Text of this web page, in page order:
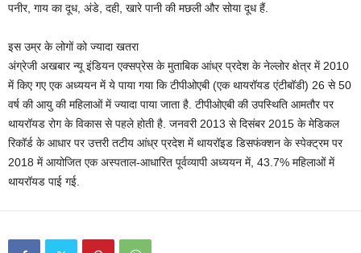
पनीर, गाय का दूध, अंडे, दही, खारे पानी की मछली और सोया दूध हैं.
इस उम्र के लोगों को ज्यादा खतरा
अंग्रेजी अखबार न्यू इंडियन एक्सप्रेस के मुताबिक आंध्र प्रदेश के नेल्लोर क्षेत्र में 2010
में किए गए एक अध्ययन में ये पाया गया कि टीपीओएबी (एक थायरॉयड एंटीबॉडी) 26 से 50
वर्ष की आयु की महिलाओं में ज्यादा पाया जाता है. टीपीओएबी की उपस्थिति आमतौर पर
थायरॉयड रोग के विकास से पहले होती है. जनवरी 2013 से दिसंबर 2015 के मेडिकल
रिकॉर्ड के आधार पर उत्तरी तटीय आंध्र प्रदेश में थायरॉइड डिसफंक्शन के स्पेक्ट्रम पर
2018 में आयोजित एक अस्पताल-आधारित पूर्वव्यापी अध्ययन में, 43.7% महिलाओं में
थायरॉयड पाई गई.